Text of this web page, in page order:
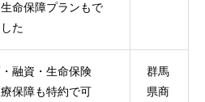
命保障プランもで
た
融資・生命保険
療保障も特約で可
群馬
県商